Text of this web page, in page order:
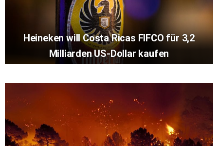
Heineken will Costa Ricas FIFCO für 3,2
Milliarden US-Dollar kaufen